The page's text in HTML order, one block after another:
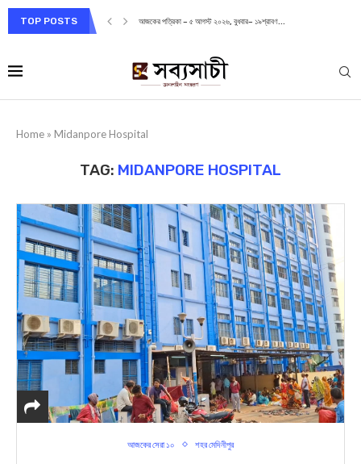
TOP POSTS আজকের পত্রিকা – ৫ আগস্ট ২০২৬, বুধবার– ১৯শ্রাবণ...
Home » Midanpore Hospital
TAG: MIDANPORE HOSPITAL
আজকের সেরা ১০ শহর মেদিনীপুর